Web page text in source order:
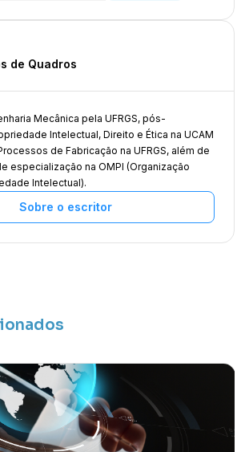
de Quadros
Mecânica pela UFRGS, pós-
Intelectual, Direito e Ética na UCAM
de Fabricação na UFRGS, além de
especialização na OMPI (Organização
Intelectual).
Sobre o escritor